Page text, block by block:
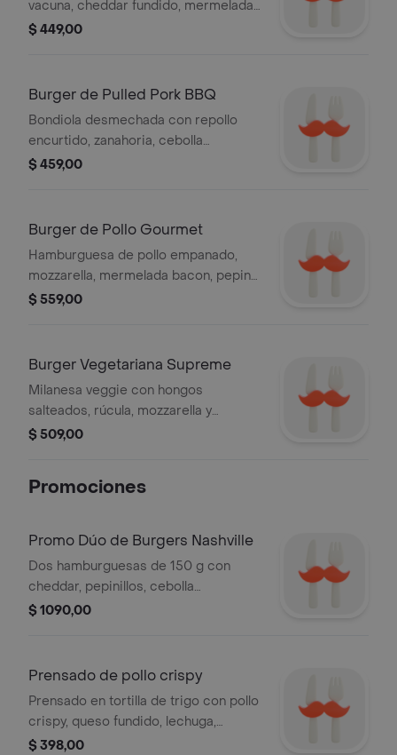
vacuna, cheddar fundido, mermelada
bacon, panceta crocante y cebolla
$ 449,00
Burger de Pulled Pork BBQ
Bondiola desmechada con repollo
encurtido, zanahoria, cebolla
caramelizada, barbacoa y mermelada
$ 459,00
Burger de Pollo Gourmet
Hamburguesa de pollo empanado,
mozzarella, mermelada bacon, pepino,
rúcula, tomate y alioli,
$ 559,00
Burger Vegetariana Supreme
Milanesa veggie con hongos
salteados, rúcula, mozzarella y
babaganoush en pan de papa,
$ 509,00
Promociones
Promo Dúo de Burgers Nashville
Dos hamburguesas de 150 g con
cheddar, pepinillos, cebolla
caramelizada y mermelada bacon.
$ 1090,00
Prensado de pollo crispy
Prensado en tortilla de trigo con pollo
crispy, queso fundido, lechuga,
tomate y salsa. Tostado al momento
$ 398,00